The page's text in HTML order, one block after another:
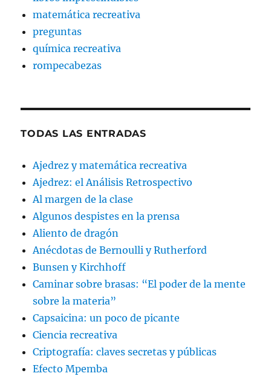
matemática recreativa
preguntas
química recreativa
rompecabezas
TODAS LAS ENTRADAS
Ajedrez y matemática recreativa
Ajedrez: el Análisis Retrospectivo
Al margen de la clase
Algunos despistes en la prensa
Aliento de dragón
Anécdotas de Bernoulli y Rutherford
Bunsen y Kirchhoff
Caminar sobre brasas: “El poder de la mente
sobre la materia”
Capsaicina: un poco de picante
Ciencia recreativa
Criptografía: claves secretas y públicas
Efecto Mpemba